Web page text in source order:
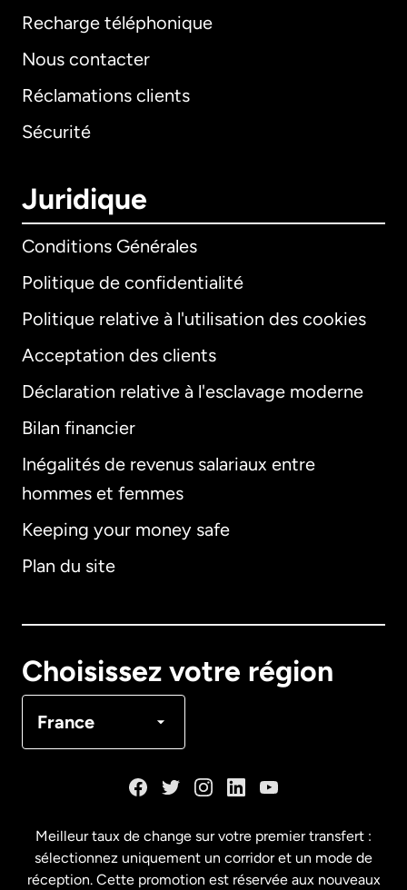
Recharge téléphonique
Nous contacter
Réclamations clients
Sécurité
Juridique
Conditions Générales
Politique de confidentialité
Politique relative à l'utilisation des cookies
Acceptation des clients
Déclaration relative à l'esclavage moderne
Bilan financier
Inégalités de revenus salariaux entre
hommes et femmes
Keeping your money safe
Plan du site
Choisissez votre région
France
International
Allemagne
Français
États-Unis English
Meilleur taux de change sur votre premier transfert :
sélectionnez uniquement un corridor et un mode de
réception. Cette promotion est réservée aux nouveaux